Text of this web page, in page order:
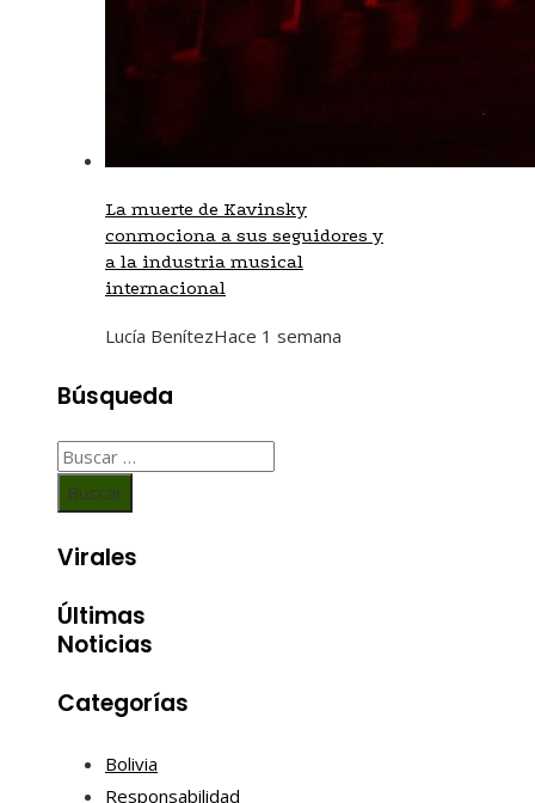
La muerte de Kavinsky
conmociona a sus seguidores y
a la industria musical
internacional
Lucía BenítezHace 1 semana
Búsqueda
Buscar:
Virales
Últimas
Noticias
Categorías
Bolivia
Responsabilidad